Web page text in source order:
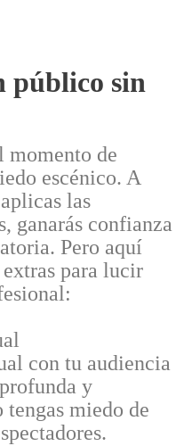
público sin
momento de
escénico. A
las
ganarás confianza
Pero aquí
para lucir
con tu audiencia
y
miedo de